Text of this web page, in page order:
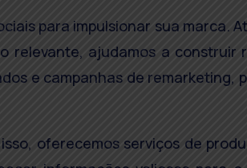
para impulsionar sua
ajudamos a construir
e campanhas de
oferecemos serviços de